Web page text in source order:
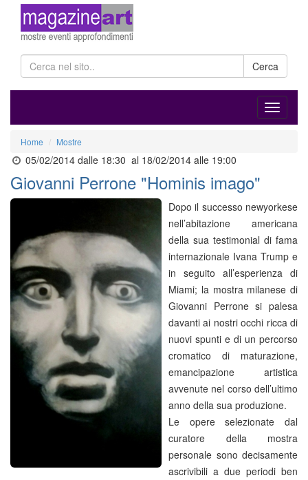
Cerca
Home Mostre
05/02/2014 dalle 18:30 al 18/02/2014 alle 19:00
Giovanni Perrone "Hominis imago"
Dopo il successo newyorkese
nell’abitazione americana
della sua testimonial di fama
internazionale Ivana Trump e
in seguito all’esperienza di
Miami; la mostra milanese di
Giovanni Perrone si palesa
davanti ai nostri occhi ricca di
nuovi spunti e di un percorso
cromatico di maturazione,
emancipazione artistica
avvenute nel corso dell’ultimo
anno della sua produzione.
Le opere selezionate dal
curatore della mostra
personale sono decisamente
ascrivibili a due periodi ben